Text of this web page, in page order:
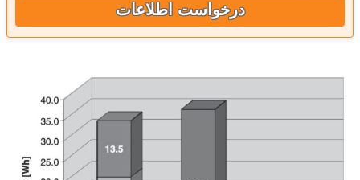
درخواست اطلاعات